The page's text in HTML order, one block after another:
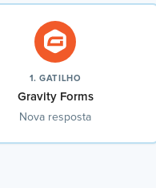
1. GATILHO
Gravity Forms
Nova resposta